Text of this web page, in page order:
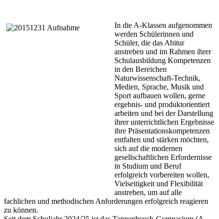
In die A-Klassen aufgenommen
werden Schülerinnen und
Schüler, die das Abitur
anstreben und im Rahmen ihrer
Schulausbildung Kompetenzen
in den Bereichen
Naturwissenschaft-Technik,
Medien, Sprache, Musik und
Sport aufbauen wollen, gerne
ergebnis- und produktorientiert
arbeiten und bei der Darstellung
ihrer unterrichtlichen Ergebnisse
ihre Präsentationskompetenzen
entfalten und stärken möchten,
sich auf die modernen
gesellschaftlichen Erfordernisse
in Studium und Beruf
erfolgreich vorbereiten wollen,
Vielseitigkeit und Flexibilität
anstreben, um auf alle
fachlichen und methodischen Anforderungen erfolgreich reagieren
zu können.